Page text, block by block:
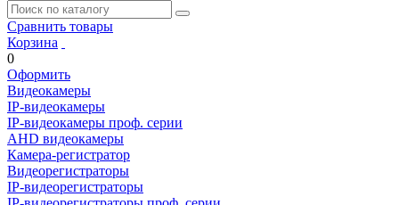
Сравнить товары
Корзина
0
Оформить
Видеокамеры
IP-видеокамеры
IP-видеокамеры проф. серии
AHD видеокамеры
Камера-регистратор
Видеорегистраторы
IP-видеорегистраторы